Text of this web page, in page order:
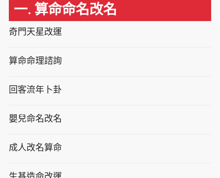
一. 算命命名改名
奇門天星改運
算命命理諮詢
回客流年卜卦
嬰兒命名改名
成人改名算命